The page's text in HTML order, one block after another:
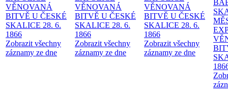
VĚNOVANÁ
BITVĚ U ČESKÉ
SKALICE 28. 6.
1866
Zobrazit všechny
záznamy ze dne
VĚNOVANÁ
BITVĚ U ČESKÉ
SKALICE 28. 6.
1866
Zobrazit všechny
záznamy ze dne
VĚNOVANÁ
BITVĚ U ČESKÉ
SKALICE 28. 6.
1866
Zobrazit všechny
záznamy ze dne